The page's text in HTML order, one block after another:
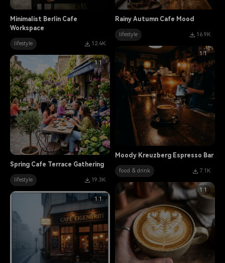
Minimalist Berlin Cafe
Workspace
lifestyle 12.4K
Rainy Autumn Cafe Mood
lifestyle 16.9K
1:1
Moody Kreuzberg Espresso Bar
food & drink 7.1K
1:1
Spring Cafe Terrace Gathering
lifestyle
19.3K
1:1
1:1